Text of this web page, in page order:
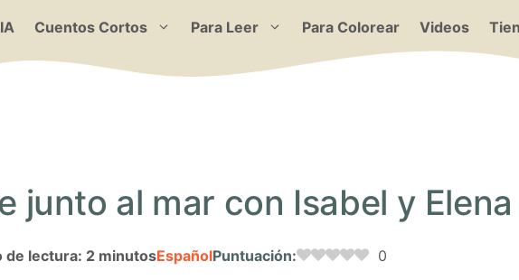
Cuentos Cortos Para Leer Para Colorear Videos
junto al mar con Isabel y Elena
de lectura: 2 minutosEspañolPuntuación: 0